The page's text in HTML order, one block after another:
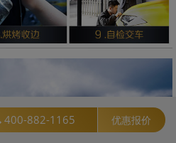
400-882-1165 优惠报价